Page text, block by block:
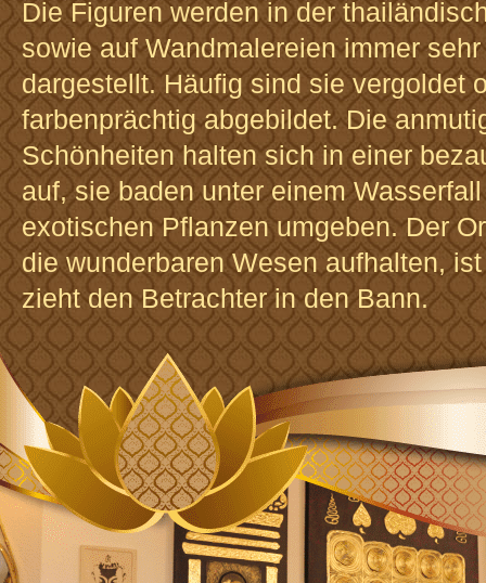
Die Figuren werden in der
sowie auf Wandmalereien immer
dargestellt. Häufig sind sie vergoldet
farbenprächtig abgebildet. Die
Schönheiten halten sich in einer
auf, sie baden unter einem
exotischen Pflanzen umgeben. Der
die wunderbaren Wesen aufhalten,
zieht den Betrachter in den Bann.